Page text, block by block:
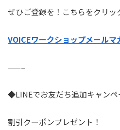
ぜひご登録を！こちらをクリッ
VOICEワークショップメールマ
——–
◆LINEでお友だち追加キャンペ
割引クーポンプレゼント！